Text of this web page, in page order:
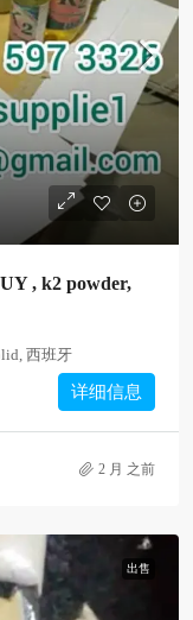
, k2 powder,
西班牙
详细信息
2 月 之前
出售